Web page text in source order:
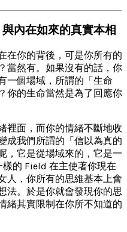
內在如來的真實本相
在你的背後，可是你所有的
當然有。如果沒有的話，你
一個場域，所謂的「生命
你的生命當然是為了回應你
裡面，而你的情緒不斷地收
成我們所謂的「信以為真的
，它是從場域來的，它是一
的 Field 在主使著你現在
人，你所有的思維基本上會
法。於是你就會發現你的思
緒其實限制在你所不知道的